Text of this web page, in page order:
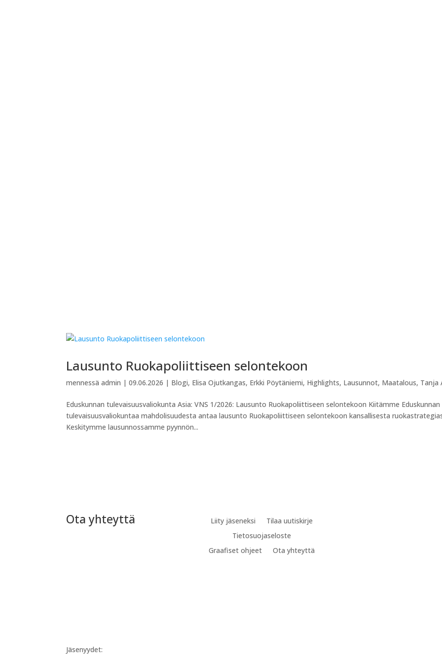
Lausunto Ruokapoliittiseen selontekoon
mennessäadmin |09.06.2026 | Blogi, Elisa Ojutkangas, Erkki Pöytäniemi, Highlights, Lausunnot, Maatalous, Tanja
Eduskunnan tulevaisuusvaliokunta Asia: VNS 1/2026: Lausunto Ruokapoliittiseen selontekoon Kiitämme Eduskunnan
tulevaisuusvaliokuntaa mahdolisuudesta antaa lausunto Ruokapoliittiseen selontekoon kansallisesta
Keskitymme lausunnossamme pyynnön...
Ota yhteyttä Liity jäseneksi
Tilaa uutiskirje
Tietosuojaseloste
Graafiset ohjeet
Ota yhteyttä
Jäsenyydet: